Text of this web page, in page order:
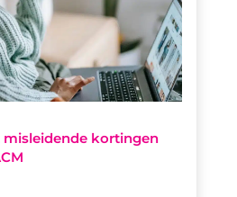
kortingen